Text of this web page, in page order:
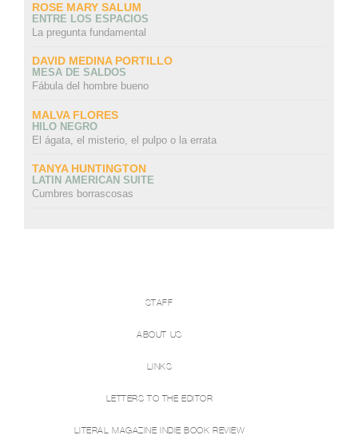
ROSE MARY SALUM
ENTRE LOS ESPACIOS
La pregunta fundamental
DAVID MEDINA PORTILLO
MESA DE SALDOS
Fábula del hombre bueno
MALVA FLORES
HILO NEGRO
El ágata, el misterio, el pulpo o la errata
TANYA HUNTINGTON
LATIN AMERICAN SUITE
Cumbres borrascosas
STAFF
ABOUT US
LINKS
LETTERS TO THE EDITOR
LITERAL MAGAZINE INDIE BOOK REVIEW